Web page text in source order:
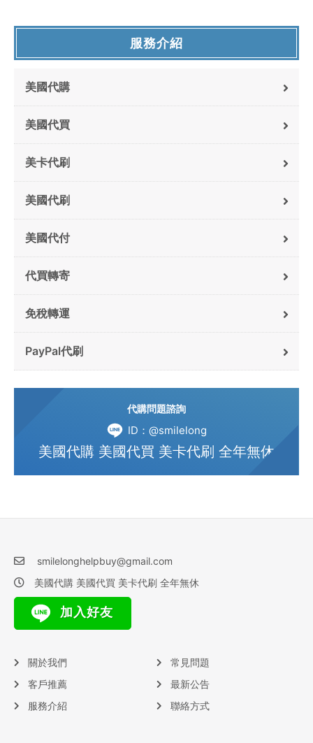
服務介紹
美國代購
美國代買
美卡代刷
美國代刷
美國代付
代買轉寄
免稅轉運
PayPal代刷
代購問題諮詢
ID：@smilelong
美國代購 美國代買 美卡代刷 全年無休
smilelonghelpbuy@gmail.com
美國代購 美國代買 美卡代刷 全年無休
加入好友
關於我們
客戶推薦
服務介紹
常見問題
最新公告
聯絡方式